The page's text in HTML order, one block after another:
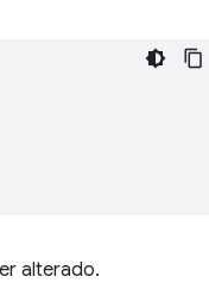
alterado.